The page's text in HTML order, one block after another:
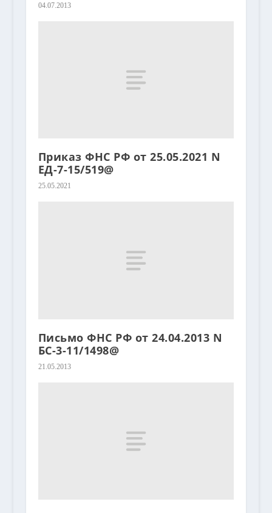
04.07.2013
Приказ ФНС РФ от 25.05.2021 N
ЕД-7-15/519@
25.05.2021
Письмо ФНС РФ от 24.04.2013 N
БС-3-11/1498@
21.05.2013